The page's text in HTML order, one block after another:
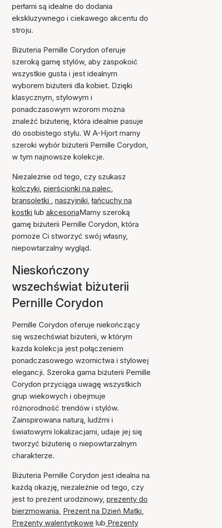
perłami są idealne do dodania
ekskluzywnego i ciekawego akcentu do
stroju.
Biżuteria Pernille Corydon oferuje
szeroką gamę stylów, aby zaspokoić
wszystkie gusta i jest idealnym
wyborem biżuterii dla kobiet. Dzięki
klasycznym, stylowym i
ponadczasowym wzorom można
znaleźć biżuterię, która idealnie pasuje
do osobistego stylu. W A-Hjort mamy
szeroki wybór biżuterii Pernille Corydon,
w tym najnowsze kolekcje.
Niezależnie od tego, czy szukasz
kolczyki, pierścionki na palec,
bransoletki , naszyjniki,łańcuchy na
kostki lub akcesoriaMamy szeroką
gamę biżuterii Pernille Corydon, która
pomoże Ci stworzyć swój własny,
niepowtarzalny wygląd.
Nieskończony
wszechświat biżuterii
Pernille Corydon
Pernille Corydon oferuje niekończący
się wszechświat biżuterii, w którym
każda kolekcja jest połączeniem
ponadczasowego wzornictwa i stylowej
elegancji. Szeroka gama biżuterii Pernille
Corydon przyciąga uwagę wszystkich
grup wiekowych i obejmuje
różnorodność trendów i stylów.
Zainspirowana naturą, ludźmi i
światowymi lokalizacjami, udaje jej się
tworzyć biżuterię o niepowtarzalnym
charakterze.
Biżuteria Pernille Corydon jest idealna na
każdą okazję, niezależnie od tego, czy
jest to prezent urodzinowy, prezenty do
bierzmowania, Prezent na Dzień Matki,
Prezenty walentynkowe lub Prezenty